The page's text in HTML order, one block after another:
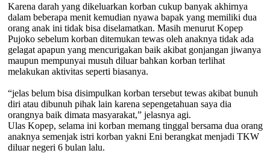
Karena darah yang dikeluarkan korban cukup banyak akhirnya
dalam beberapa menit kemudian nyawa bapak yang memiliki dua
orang anak ini tidak bisa diselamatkan. Masih menurut Kopep
Pujoko sebelum korban ditemukan tewas oleh anaknya tidak ada
gelagat apapun yang mencurigakan baik akibat gonjangan jiwanya
maupun mempunyai musuh diluar bahkan korban terlihat
melakukan aktivitas seperti biasanya.
“jelas belum bisa disimpulkan korban tersebut tewas akibat bunuh
diri atau dibunuh pihak lain karena sepengetahuan saya dia
orangnya baik dimata masyarakat,” jelasnya agi.
Ulas Kopep, selama ini korban memang tinggal bersama dua orang
anaknya semenjak istri korban yakni Eni berangkat menjadi TKW
diluar negeri 6 bulan lalu.